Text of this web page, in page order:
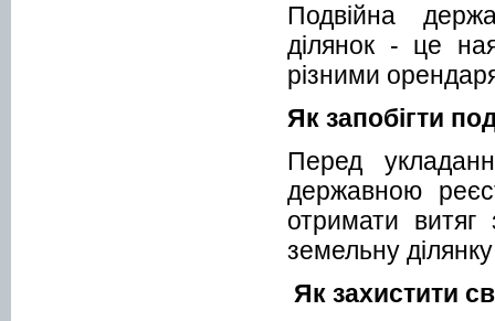
Подвійна
ділянок - це
різними
Як запобігти
Перед
державною
отримати
земельну
Як захистити